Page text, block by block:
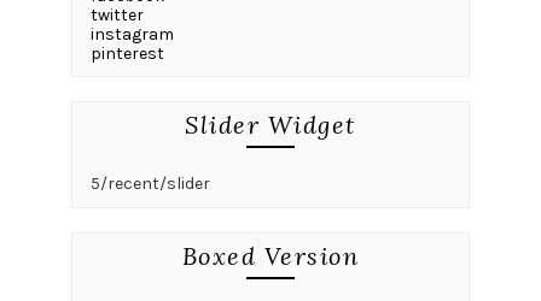
twitter
instagram
pinterest
Slider Widget
5/recent/slider
Boxed Version